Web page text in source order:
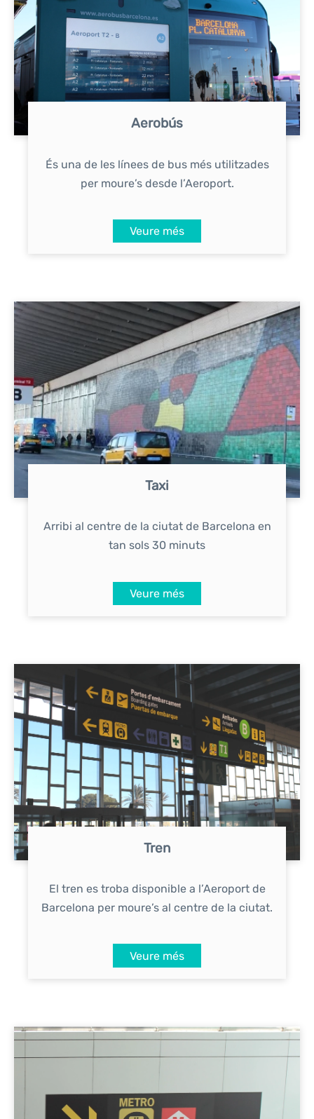
Aerobús
És una de les línees de bus més utilitzades
per moure’s desde l’Aeroport.
Veure més
Taxi
Arribi al centre de la ciutat de Barcelona en
tan sols 30 minuts
Veure més
Tren
El tren es troba disponible a l’Aeroport de
Barcelona per moure’s al centre de la ciutat.
Veure més